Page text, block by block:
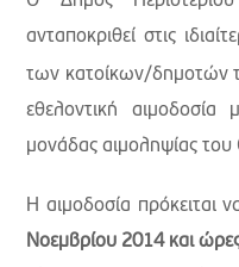
ανταποκριθεί στις
των κατοίκων/δημοτών
εθελοντική αιμοδοσία
μονάδας αιμοληψίας
Η αιμοδοσία πρόκειται
Νοεμβρίου 2014 και